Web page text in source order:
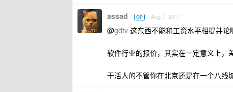
assad OP Aug 7, 2017
@gdtv 这东西不能和工资水平相提并论
软件行业的报价，其实在一定意义上，
干活人的不管你在北京还是在一个八线